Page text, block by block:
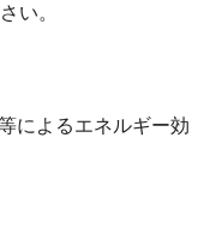
い。
によるエネルギー効